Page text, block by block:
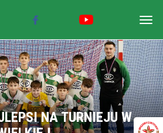
NA TURNIEJU W